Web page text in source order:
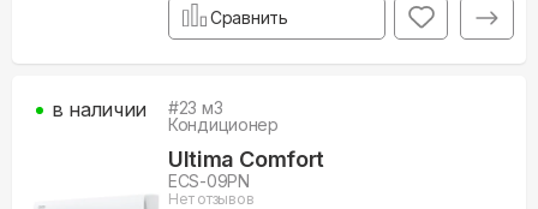
Сравнить
#23 м3
Кондиционер
Ultima Comfort
ECS-09PN
Нет отзывов
в наличии